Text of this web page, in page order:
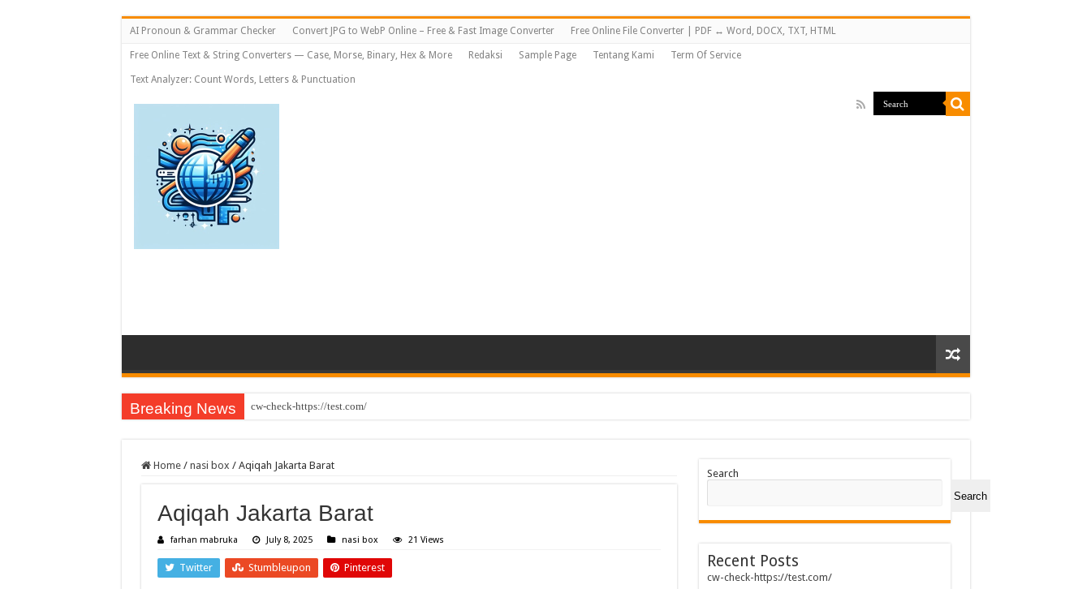
AI Pronoun & Grammar Checker Convert JPG to WebP Online – Free & Fast Image Converter Free Online File Converter | PDF ↔ Word, DOCX, TXT, HTML
Free Online Text & String Converters — Case, Morse, Binary, Hex & More Redaksi Sample Page Tentang Kami Term Of Service
Text Analyzer: Count Words, Letters & Punctuation
Breaking News cw-check-https://test.com/
Home / nasi box / Aqiqah Jakarta Barat
Aqiqah Jakarta Barat
farhan mabruka July 8, 2025 nasi box 21 Views
Twitter Stumbleupon Pinterest
Search
Search
Recent Posts
cw-check-https://test.com/